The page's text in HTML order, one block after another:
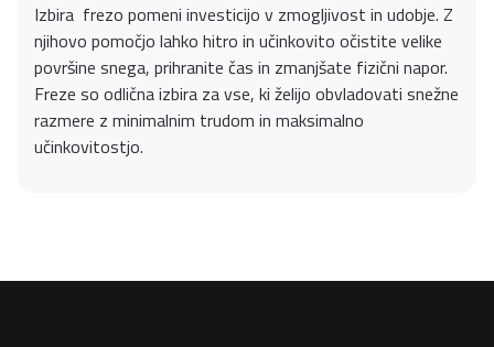
Izbira frezo pomeni investicijo v zmogljivost in udobje. Z
njihovo pomočjo lahko hitro in učinkovito očistite velike
površine snega, prihranite čas in zmanjšate fizični napor.
Freze so odlična izbira za vse, ki želijo obvladovati snežne
razmere z minimalnim trudom in maksimalno
učinkovitostjo.